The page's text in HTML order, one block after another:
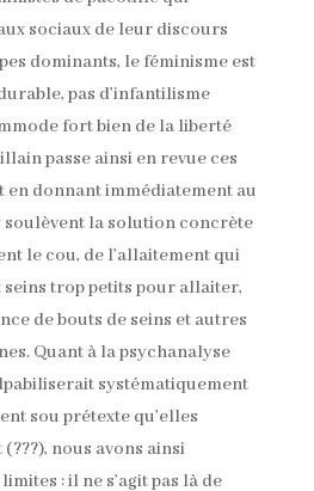
sociaux de leur discours
dominants, le féminisme est
pas d’infantilisme
fort bien de la liberté
passe ainsi en revue ces
en donnant immédiatement au
soulèvent la solution concrète
le cou, de l’allaitement qui
seins trop petits pour allaiter,
de bouts de seins et autres
Quant à la psychanalyse
systématiquement
sou prétexte qu’elles
nous avons ainsi
: il ne s’agit pas là de